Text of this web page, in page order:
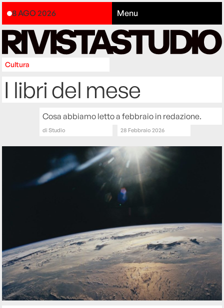
8 AGO 2026 Menu
Cultura
I libri del mese
Cosa abbiamo letto a febbraio in redazione.
diStudio 28 Febbraio 2026